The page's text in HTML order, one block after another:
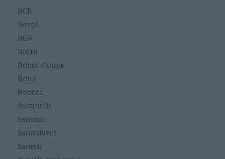
RCR
Revol
RGV
Riuni
Robot-Coupe
Rona
Roootz
Salvinelli
Sammic
Sandalyeci
Sanelli